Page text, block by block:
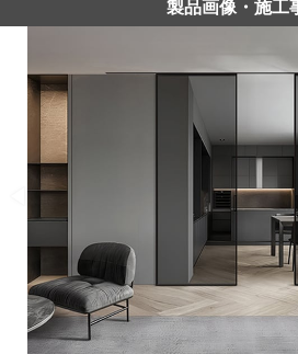
製品画像・施工